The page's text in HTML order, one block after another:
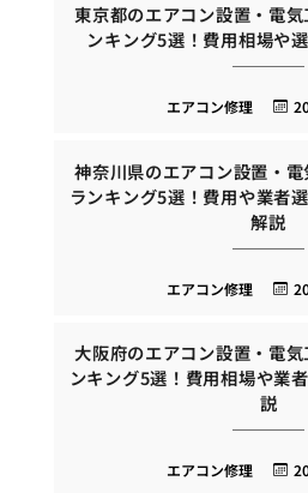
東京都のエアコン設置・電
ンキング5選！費用相場や
エアコン修理
神奈川県のエアコン設置・
ランキング5選！費用や業者
解説
エアコン修理
大阪府のエアコン設置・電
ンキング5選！費用相場や業
説
エアコン修理